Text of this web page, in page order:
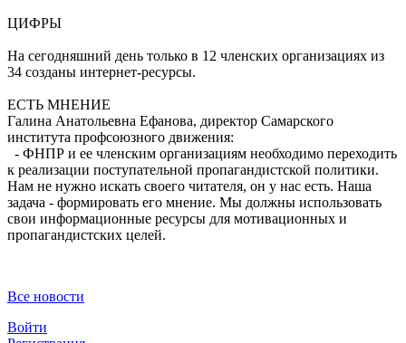
ЦИФРЫ
На сегодняшний день только в 12 членских организациях из
34 созданы интернет-ресурсы.
ЕСТЬ МНЕНИЕ
Галина Анатольевна Ефанова, директор Самарского
института профсоюзного движения:
- ФНПР и ее членским организациям необходимо переходить
к реализации поступательной пропагандистской политики.
Нам не нужно искать своего читателя, он у нас есть. Наша
задача - формировать его мнение. Мы должны использовать
свои информационные ресурсы для мотивационных и
пропагандистских целей.
Все новости
Войти